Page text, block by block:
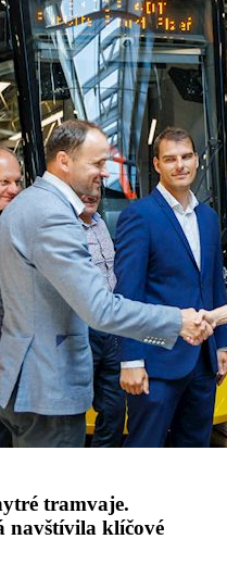
tramvaje.
navštívila klíčové